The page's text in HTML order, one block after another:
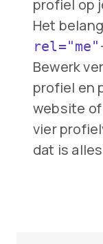
profiel op
Het
rel="me"
Bewerk
profiel en
website of
vier
dat is